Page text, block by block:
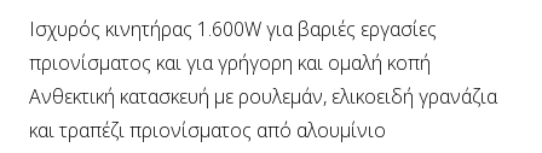
Ισχυρός κινητήρας 1.600W για βαριές εργασίες
πριονίσματος και για γρήγορη και ομαλή κοπή
Ανθεκτική κατασκευή με ρουλεμάν, ελικοειδή γρανάζια
και τραπέζι πριονίσματος από αλουμίνιο